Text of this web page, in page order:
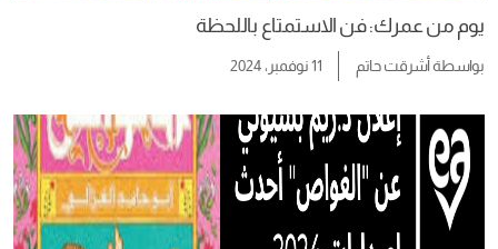
يوم من عمرك: فن الاستمتاع باللحظة
بواسطةأشرقت حاتم 11 نوفمبر، 2024